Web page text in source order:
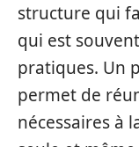
structure qui
qui est
pratiques. Un
permet de
nécessaires à